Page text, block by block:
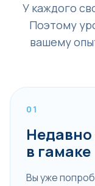
У каждого
Поэтому
вашему
01
Недавно
в гамаке
Вы уже